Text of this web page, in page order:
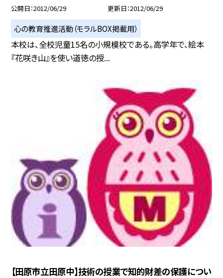
公開日 2012/06/29 更新日 2012/06/29
心の教育推進活動（モラルBOX掲載用）
本校は、全校児童15名の小規模校である。高学年で、絵本
『花咲き山』を使い道徳の授...
【田原市立田原中】技術の授業で知的財差の保護につい